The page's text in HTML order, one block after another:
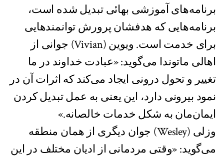
برنامه‌های آموزشی بهائی تبدیل شده است،
برنامه‌هایی که هدفشان پرورش توانمند‌هایی
برای خدمت است. ویوین (Vivian) جوانی از
اهالی ماتوندا می‌گوید: «عبادت خداوند در ما
تغییر و تحول درونی ایجاد می‌کند که اثرات آن در
نمود بیرونی دارد، این یعنی به عمل تبدیل کردن
ایمان‌مان به شکل خدمات خالصانه.»
وزلی (Wesley) جوان دیگری از همان منطقه
می‌گوید: «وقتی مردمانی از ادیان مختلف در این